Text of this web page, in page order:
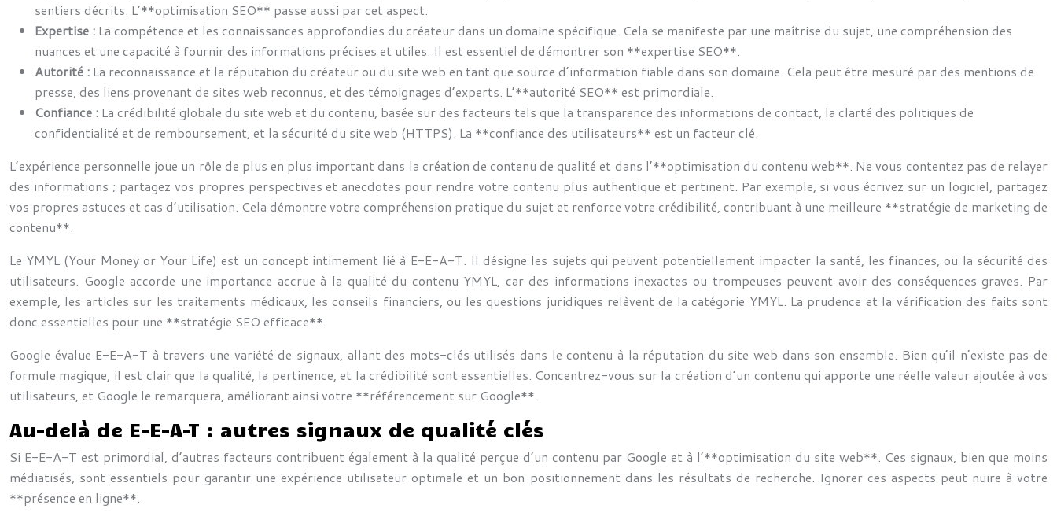
sentiers décrits. L’**optimisation SEO** passe aussi par cet aspect.
Expertise : La compétence et les connaissances approfondies du créateur dans un domaine spécifique. Cela se manifeste par une maîtrise du sujet, une compréhension des
nuances et une capacité à fournir des informations précises et utiles. Il est essentiel de démontrer son **expertise SEO**.
Autorité : La reconnaissance et la réputation du créateur ou du site web en tant que source d’information fiable dans son domaine. Cela peut être mesuré par des mentions de
presse, des liens provenant de sites web reconnus, et des témoignages d’experts. L’**autorité SEO** est primordiale.
Confiance : La crédibilité globale du site web et du contenu, basée sur des facteurs tels que la transparence des informations de contact, la clarté des politiques de
confidentialité et de remboursement, et la sécurité du site web (HTTPS). La **confiance des utilisateurs** est un facteur clé.
L’expérience personnelle joue un rôle de plus en plus important dans la création de contenu de qualité et dans l’**optimisation du contenu web**. Ne vous contentez pas de relayer
des informations ; partagez vos propres perspectives et anecdotes pour rendre votre contenu plus authentique et pertinent. Par exemple, si vous écrivez sur un logiciel, partagez
vos propres astuces et cas d’utilisation. Cela démontre votre compréhension pratique du sujet et renforce votre crédibilité, contribuant à une meilleure **stratégie de marketing de
contenu**.
Le YMYL (Your Money or Your Life) est un concept intimement lié à E-E-A-T. Il désigne les sujets qui peuvent potentiellement impacter la santé, les finances, ou la sécurité des
utilisateurs. Google accorde une importance accrue à la qualité du contenu YMYL, car des informations inexactes ou trompeuses peuvent avoir des conséquences graves. Par
exemple, les articles sur les traitements médicaux, les conseils financiers, ou les questions juridiques relèvent de la catégorie YMYL. La prudence et la vérification des faits sont
donc essentielles pour une **stratégie SEO efficace**.
Google évalue E-E-A-T à travers une variété de signaux, allant des mots-clés utilisés dans le contenu à la réputation du site web dans son ensemble. Bien qu’il n’existe pas de
formule magique, il est clair que la qualité, la pertinence, et la crédibilité sont essentielles. Concentrez-vous sur la création d’un contenu qui apporte une réelle valeur ajoutée à vos
utilisateurs, et Google le remarquera, améliorant ainsi votre **référencement sur Google**.
Au-delà de E-E-A-T : autres signaux de qualité clés
Si E-E-A-T est primordial, d’autres facteurs contribuent également à la qualité perçue d’un contenu par Google et à l’**optimisation du site web**. Ces signaux, bien que moins
médiatisés, sont essentiels pour garantir une expérience utilisateur optimale et un bon positionnement dans les résultats de recherche. Ignorer ces aspects peut nuire à votre
**présence en ligne**.